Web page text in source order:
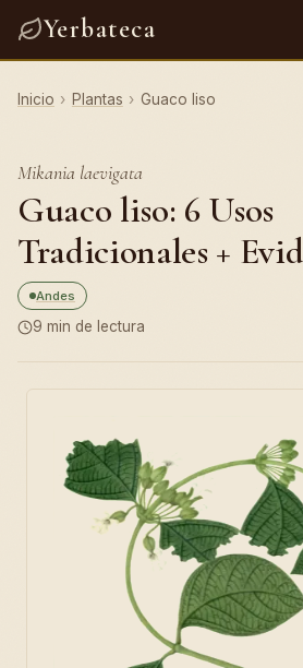
Yerbateca
Inicio › Plantas › Guaco liso
Mikania laevigata
Guaco liso: 6 Usos
Tradicionales +
Andes
9 min de lectura